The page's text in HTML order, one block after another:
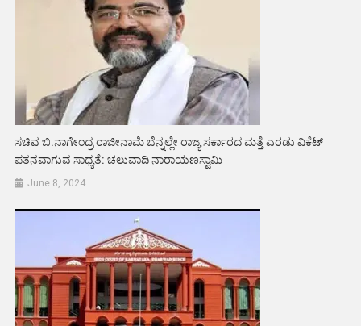
ಸಚಿವ ಬಿ.ನಾಗೇಂದ್ರ ರಾಜೀನಾಮೆ ಬೆನ್ನಲ್ಲೇ ರಾಜ್ಯ ಸರ್ಕಾರದ ಮತ್ತೆ ಎರಡು ವಿಕೆಟ್
ಪತನವಾಗುವ ಸಾಧ್ಯತೆ: ಚಲುವಾದಿ‌ ನಾರಾಯಣಸ್ವಾಮಿ
June 8, 2024